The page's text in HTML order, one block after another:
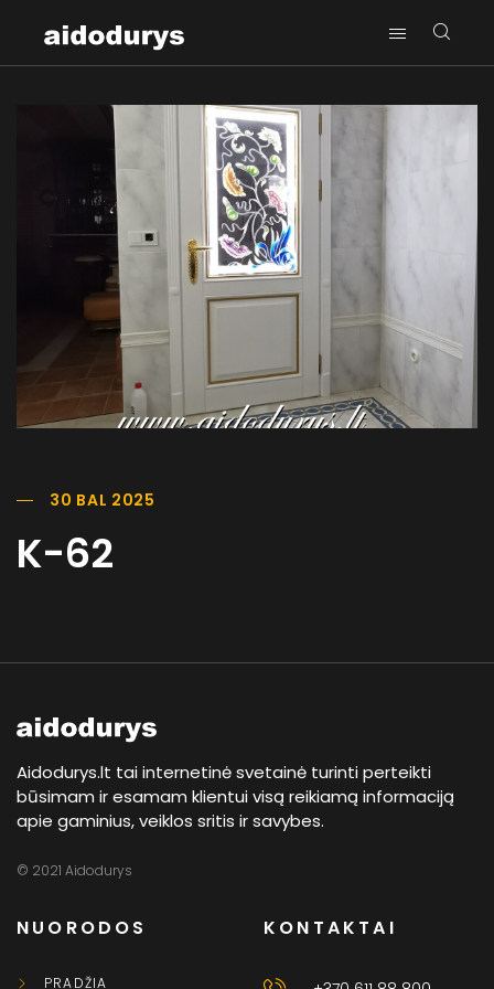
30 BAL 2025
K-62
Aidodurys.lt tai internetinė svetainė turinti perteikti
būsimam ir esamam klientui visą reikiamą informaciją
apie gaminius, veiklos sritis ir savybes.
© 2021 Aidodurys
NUORODOS
PRADŽIA
KONTAKTAI